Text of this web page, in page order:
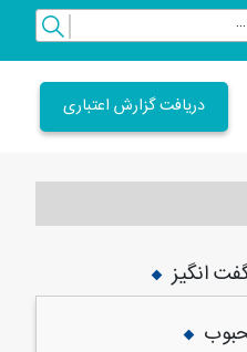
دریافت گزارش اعتباری
انگیز